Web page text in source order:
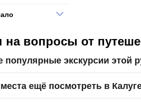
вопросы от
экскурсии этой
ещё посмотреть в